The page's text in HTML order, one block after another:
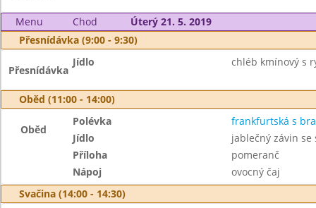
Menu Chod
Úterý 21. 5. 2019
Přesnídávka (9:00 - 9:30)
Přesnídávka
Jídlo chléb kmínový s
Oběd (11:00 - 14:00)
Oběd
Polévka
frankfurtská s
Jídlo
jablečný závin se
Příloha
pomeranč
Nápoj
ovocný čaj
Svačina (14:00 - 14:30)